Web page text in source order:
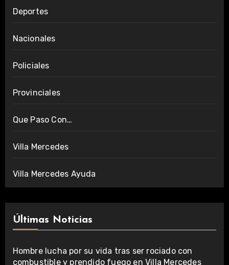
Deportes
Nacionales
Policiales
Provinciales
Que Paso Con…
Villa Mercedes
Villa Mercedes Ayuda
Últimas Noticias
Hombre lucha por su vida tras ser rociado con
combustible y prendido fuego en Villa Mercedes